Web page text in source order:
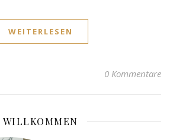
WEITERLESEN
0 Kommentare
WILLKOMMEN